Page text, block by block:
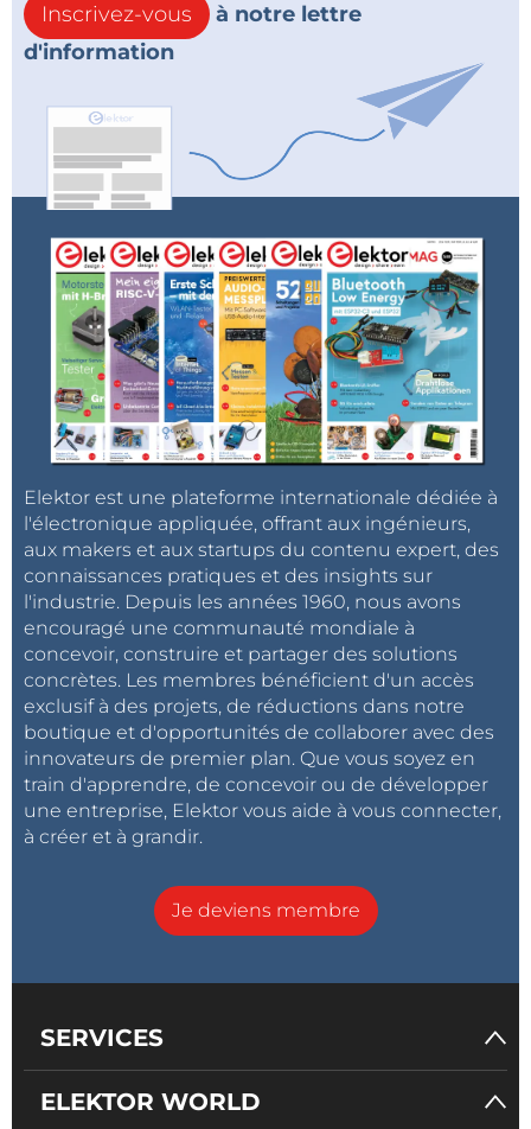
Inscrivez-vous
à notre lettre
d'information
Elektor est une plateforme internationale dédiée à
l'électronique appliquée, offrant aux ingénieurs,
aux makers et aux startups du contenu expert, des
connaissances pratiques et des insights sur
l'industrie. Depuis les années 1960, nous avons
encouragé une communauté mondiale à
concevoir, construire et partager des solutions
concrètes. Les membres bénéficient d'un accès
exclusif à des projets, de réductions dans notre
boutique et d'opportunités de collaborer avec des
innovateurs de premier plan. Que vous soyez en
train d'apprendre, de concevoir ou de développer
une entreprise, Elektor vous aide à vous connecter,
à créer et à grandir.
Je deviens membre
SERVICES
ELEKTOR WORLD